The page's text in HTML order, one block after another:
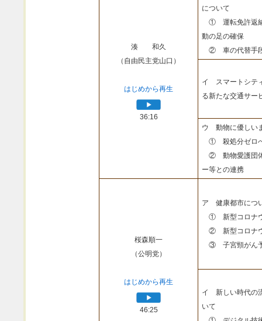
湊 和久
（自由民主党山口）
はじめから再生
36:16
について
① 運転免許返納
動の足の確保
② 車の代替手段
イ スマートシテ
る新たな交通サー
ウ 動物に優しい
① 殺処分ゼロへ
② 動物愛護団体
ー等との連携
桜森順一
（公明党）
はじめから再生
46:25
ア 健康都市につ
① 新型コロナウ
② 新型コロナウ
③ 子宮頸がん予
イ 新しい時代の
いて